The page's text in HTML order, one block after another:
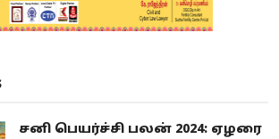
சனி பெயர்ச்சி பலன் 2024: ஏழரை